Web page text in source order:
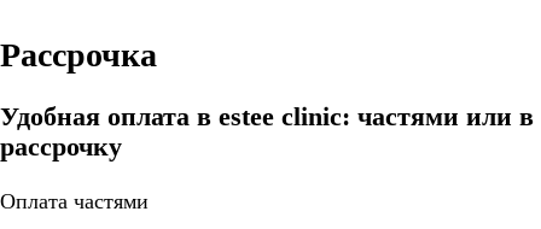
Рассрочка
Удобная оплата в estee clinic: частями или в
рассрочку
Оплата частями